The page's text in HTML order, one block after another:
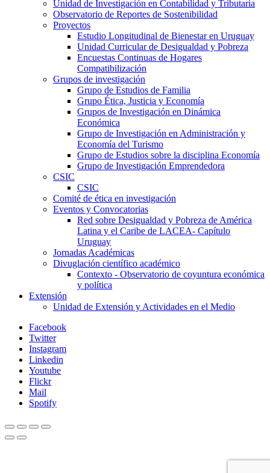
Unidad de Investigación en Contabilidad y Tributaria
Observatorio de Reportes de Sostenibilidad
Proyectos
Estudio Longitudinal de Bienestar en Uruguay
Unidad Curricular de Desigualdad y Pobreza
Encuestas Continuas de Hogares
Compatibilización
Grupos de investigación
Grupo de Estudios de Familia
Grupo Ética, Justicia y Economía
Grupos de Investigación en Dinámica
Económica
Grupo de Investigación en Administración y
Economía del Turismo
Grupo de Estudios sobre la disciplina Economía
Grupo de Investigación Emprendedora
CSIC
CSIC
Comité de ética en investigación
Eventos y Convocatorias
Red sobre Desigualdad y Pobreza de América
Latina y el Caribe de LACEA- Capítulo
Uruguay
Jornadas Académicas
Divuglación científico académico
Contexto - Observatorio de coyuntura económica
y política
Extensión
Unidad de Extensión y Actividades en el Medio
Facebook
Twitter
Instagram
Linkedin
Youtube
Flickr
Mail
Spotify